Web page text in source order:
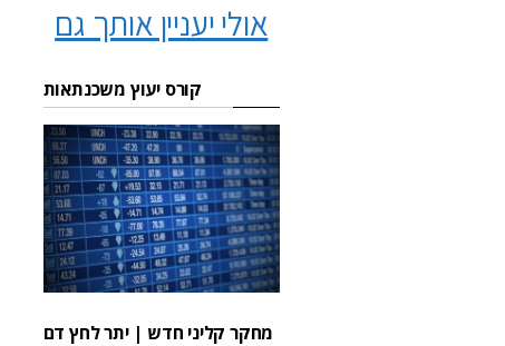
אולי יעניין אותך גם
קורס יעוץ משכנתאות
מחקר קליני חדש | יתר לחץ דם